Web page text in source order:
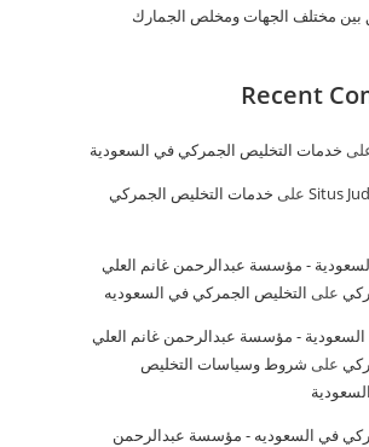
بين مختلف الجهات ومخلص الجمارك
Recent
خدمات التخليص الجمركي في السعودية
Situs على خدمات التخليص الجمركي
- مؤسسة عبدالرحمن غانم العلي
على التخليص الجمركي في السعوديه
السعودية - مؤسسة عبدالرحمن غانم العلي
على شروط وسياسات التخليص
في السعوديه - مؤسسة عبدالرحمن